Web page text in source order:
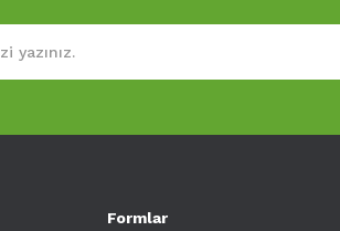
Formlar